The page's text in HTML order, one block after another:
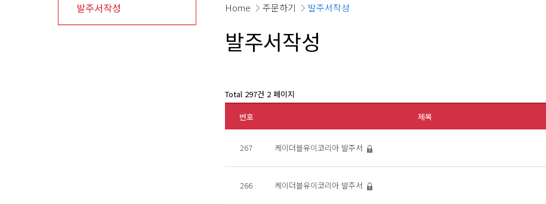
발주서작성 Home 주문하기 발주서작성
발주서작성
Total 297건 2 페이지
번호
제목
267 케이더블유이코리아 발주서
266 케이더블유이코리아 발주서